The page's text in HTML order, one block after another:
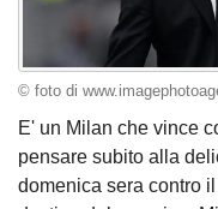
© foto di
E' un Milan che vince
pensare subito alla
domenica sera contro